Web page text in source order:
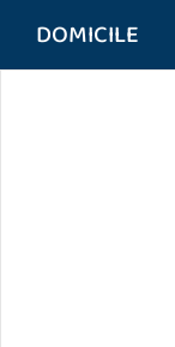
DOMICILE